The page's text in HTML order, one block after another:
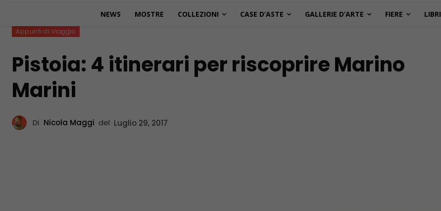
NEWS MOSTRE COLLEZIONI CASE D’ASTE GALLERIE D’ARTE FIERE LIBRI
Appunti di Viaggio
Pistoia: 4 itinerari per riscoprire Marino
Marini
Di Nicola Maggi del Luglio 29, 2017